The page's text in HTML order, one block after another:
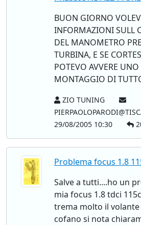
BUON GIORNO
INFORMAZIONI SULL
DEL MANOMETRO
TURBINA, E SE
POTEVO AVVERE
MONTAGGIO DI
ZIO TUNING
29/08/2005 10:30
Problema focus 1.8
Salve a tutti....ho un
mia focus 1.8 tdci
trema molto il
cofano si nota